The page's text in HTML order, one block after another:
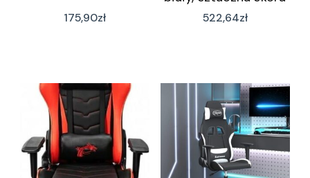
175,90zł
(3143835)
522,64zł